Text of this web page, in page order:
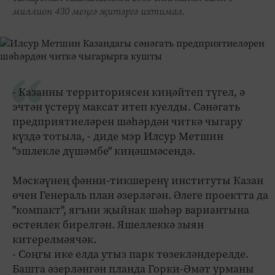
миллион 430 меңгә җитәргә ихтимал.
- Казанны территориясен киңәйтеп түгел, ә
эчтән үстерү максат итеп куелды. Сәнәгать
предприятиеләрен шәһәрдән читкә чыгару
күздә тотыла, - диде мэр Илсур Метшин
"эшлекле дүшәмбе" киңәшмәсендә.
Мәскәүнең фәнни-тикшеренү институты Казан
өчен Генераль план әзерләгән. Әлеге проектта да
"компакт", ягъни җыйнак шәһәр вариантына
өстенлек бирелгән. Яшеллеккә зыян
китерелмәячәк.
- Соңгы ике елда утыз парк төзекләндерелде.
Башта әзерләнгән планда Горки-Әмәт урманы